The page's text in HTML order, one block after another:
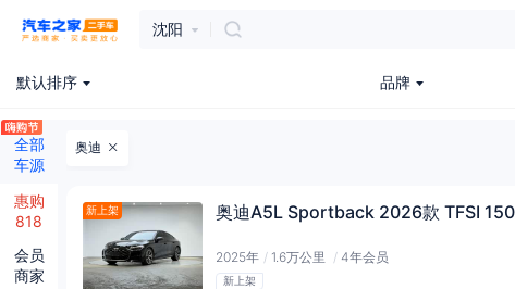
沈阳
默认排序 品牌
全部
车源
惠购
818
会员
商家
奥迪
新上架 奥迪A5L Sportback 2026款 TFSI
2025年 / 1.6万公里 / 4年会员
新上架